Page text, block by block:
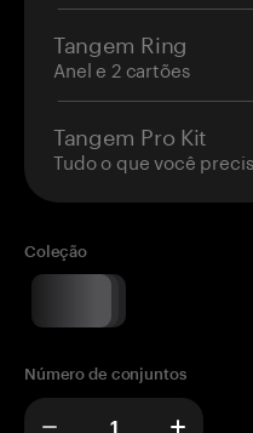
Tangem Ring
Anel e 2 cartões
Tangem Pro Kit
Tudo o que você
Coleção
Número de conjuntos